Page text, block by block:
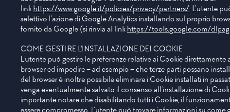
linkhttps://www.google.it/policies/privacy/partners/. L’utente
selettivo l’azione di Google Analytics installando sul proprio
fornito da Google (si rinvia al linkhttps://tools.google.com/
COME GESTIRE L'INSTALLAZIONE DEI COOKIE
L’utente può gestire le preferenze relative ai Cookie direttamente
browser ed impedire – ad esempio – che terze parti possano
del browser è inoltre possibile eliminare i Cookie installati in
venga eventualmente salvato il consenso all’installazione di
importante notare che disabilitando tutti i Cookie, il
essere compromesso. L’utente può trovare informazioni su come